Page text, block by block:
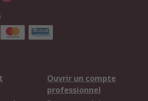
Ouvrir un compte
professionnel